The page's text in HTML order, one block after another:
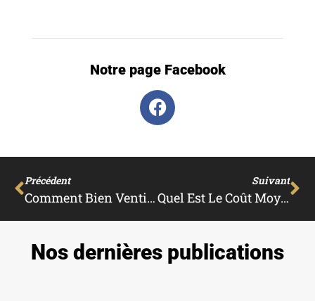
Notre page Facebook
Précédent
Comment Bien Ventiler Un Sous-Sol Enterré ?
Suivant
Quel Est Le Coût Moyen D’une Rénovation Complète ?
Nos dernières publications